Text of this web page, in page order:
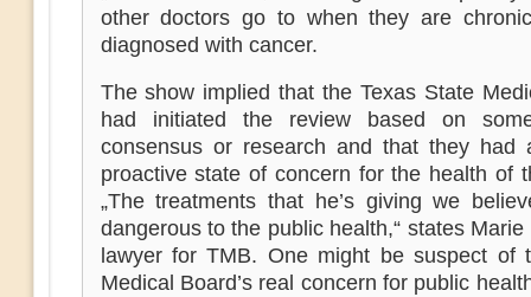
other doctors go to when they are
diagnosed with cancer.
The show implied that the Texas State
had initiated the review based on
consensus or research and that they had
proactive state of concern for the health of
„The treatments that he’s giving we
dangerous to the public health,“ states Marie
lawyer for TMB. One might be suspect of
Medical Board’s real concern for public